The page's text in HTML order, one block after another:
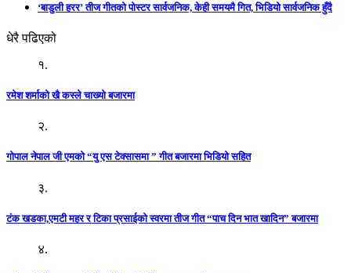
‘बाडुली हरर’ तीज गीतको पोस्टर सार्वजनिक, केही समयमै गित, भिडियो सार्वजनिक हुँदै
धेरै पढिएको
१.
रमेश शर्माको खै कस्ले चाख्यो बजारमा
२.
गोपाल नेपाल जी एमको “यु एस टेक्सासमा ” गीत बजारमा भिडियो सहित
३.
टंक खडका,एमटी महर र टिका प्रसाईको स्वरमा तीज गीत “पाच दिन भात खादिन” बजारमा
४.